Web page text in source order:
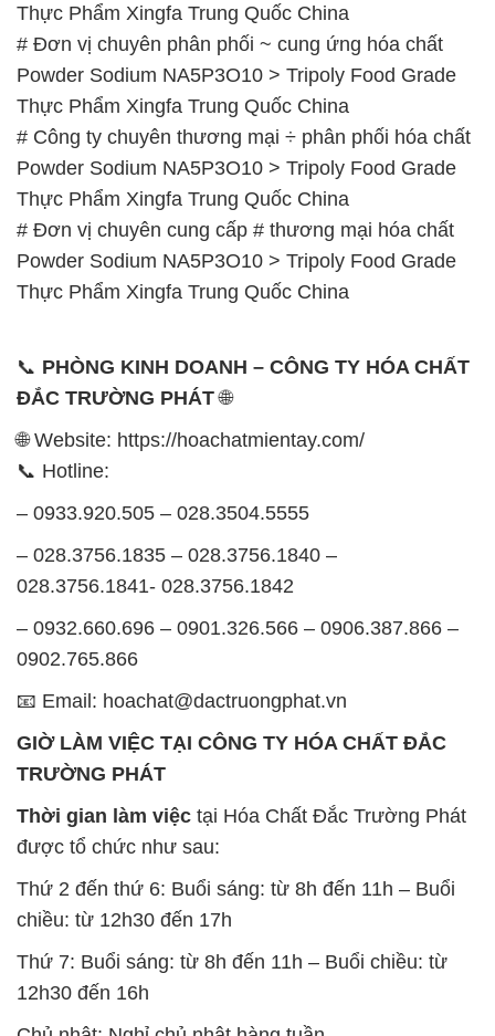
Thực Phẩm Xingfa Trung Quốc China
# Đơn vị chuyên phân phối ~ cung ứng hóa chất
Powder Sodium NA5P3O10 > Tripoly Food Grade
Thực Phẩm Xingfa Trung Quốc China
# Công ty chuyên thương mại ÷ phân phối hóa chất
Powder Sodium NA5P3O10 > Tripoly Food Grade
Thực Phẩm Xingfa Trung Quốc China
# Đơn vị chuyên cung cấp # thương mại hóa chất
Powder Sodium NA5P3O10 > Tripoly Food Grade
Thực Phẩm Xingfa Trung Quốc China
📞 PHÒNG KINH DOANH – CÔNG TY HÓA CHẤT
ĐẮC TRƯỜNG PHÁT🌐
🌐 Website: https://hoachatmientay.com/
📞 Hotline:
– 0933.920.505 – 028.3504.5555
– 028.3756.1835 – 028.3756.1840 –
028.3756.1841- 028.3756.1842
– 0932.660.696 – 0901.326.566 – 0906.387.866 –
0902.765.866
📧 Email: hoachat@dactruongphat.vn
GIỜ LÀM VIỆC TẠI CÔNG TY HÓA CHẤT ĐẮC
TRƯỜNG PHÁT
Thời gian làm việc tại Hóa Chất Đắc Trường Phát
được tổ chức như sau:
Thứ 2 đến thứ 6: Buổi sáng: từ 8h đến 11h – Buổi
chiều: từ 12h30 đến 17h
Thứ 7: Buổi sáng: từ 8h đến 11h – Buổi chiều: từ
12h30 đến 16h